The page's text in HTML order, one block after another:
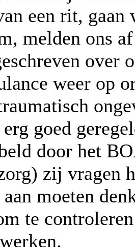
een rit, gaan
melden ons
over
weer op
goed
door het
zij vragen
moeten
te